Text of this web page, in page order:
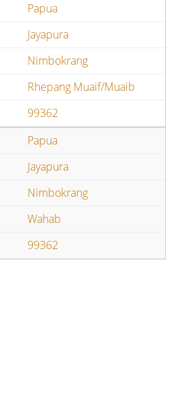
Papua
Jayapura
Nimbokrang
Rhepang Muaif/Muaib
99362
Papua
Jayapura
Nimbokrang
Wahab
99362